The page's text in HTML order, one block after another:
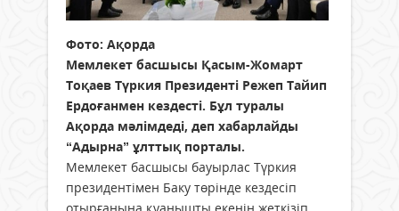
Фото: Ақорда
Мемлекет басшысы Қасым-Жомарт
Тоқаев Түркия Президенті Режеп Тайип
Ердоғанмен кездесті. Бұл туралы
Ақорда мәлімдеді, деп хабарлайды
“Адырна” ұлттық порталы.
Мемлекет басшысы бауырлас Түркия
президентімен Баку төрінде кездесіп